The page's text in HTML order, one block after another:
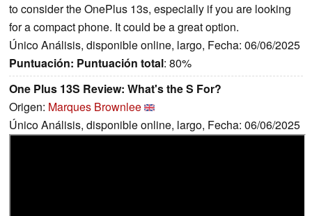
to consider the OnePlus 13s, especially if you are looking
for a compact phone. It could be a great option.
Único Análisis, disponible online, largo, Fecha: 06/06/2025
Puntuación: Puntuación total: 80%
One Plus 13S Review: What's the S For?
Origen: Marques Brownlee
Único Análisis, disponible online, largo, Fecha: 06/06/2025